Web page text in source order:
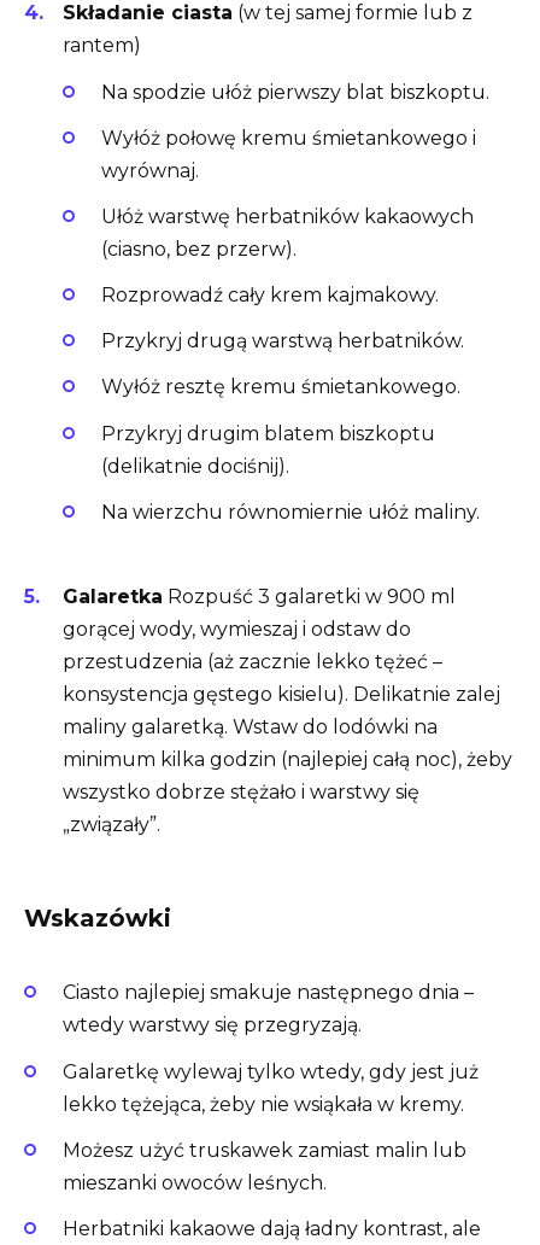
Składanie ciasta (w tej samej formie lub z
rantem)
Na spodzie ułóż pierwszy blat biszkoptu.
Wyłóż połowę kremu śmietankowego i
wyrównaj.
Ułóż warstwę herbatników kakaowych
(ciasno, bez przerw).
Rozprowadź cały krem kajmakowy.
Przykryj drugą warstwą herbatników.
Wyłóż resztę kremu śmietankowego.
Przykryj drugim blatem biszkoptu
(delikatnie dociśnij).
Na wierzchu równomiernie ułóż maliny.
Galaretka Rozpuść 3 galaretki w 900 ml
gorącej wody, wymieszaj i odstaw do
przestudzenia (aż zacznie lekko tężeć –
konsystencja gęstego kisielu). Delikatnie zalej
maliny galaretką. Wstaw do lodówki na
minimum kilka godzin (najlepiej całą noc), żeby
wszystko dobrze stężało i warstwy się
„związały”.
Wskazówki
Ciasto najlepiej smakuje następnego dnia –
wtedy warstwy się przegryzają.
Galaretkę wylewaj tylko wtedy, gdy jest już
lekko tężejąca, żeby nie wsiąkała w kremy.
Możesz użyć truskawek zamiast malin lub
mieszanki owoców leśnych.
Herbatniki kakaowe dają ładny kontrast, ale